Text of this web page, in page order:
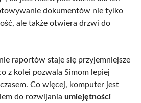
dokumentów nie tylko
ale także otwiera drzwi do
raportów staje się przyjemniejsze
z kolei pozwala Simom lepiej
Co więcej, komputer jest
do rozwijania umiejętności